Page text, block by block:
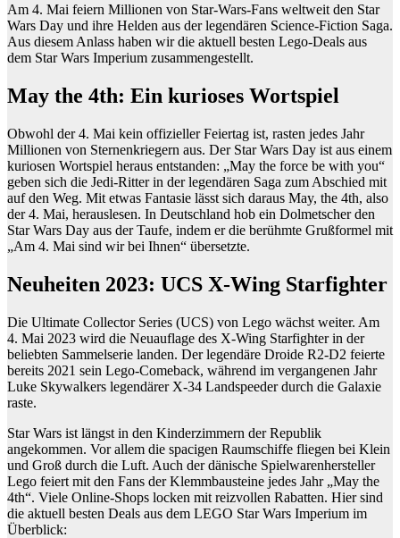
Am 4. Mai feiern Millionen von Star-Wars-Fans weltweit den Star
Wars Day und ihre Helden aus der legendären Science-Fiction Saga.
Aus diesem Anlass haben wir die aktuell besten Lego-Deals aus
dem Star Wars Imperium zusammengestellt.
May the 4th: Ein kurioses Wortspiel
Obwohl der 4. Mai kein offizieller Feiertag ist, rasten jedes Jahr
Millionen von Sternenkriegern aus. Der Star Wars Day ist aus einem
kuriosen Wortspiel heraus entstanden: „May the force be with you“
geben sich die Jedi-Ritter in der legendären Saga zum Abschied mit
auf den Weg. Mit etwas Fantasie lässt sich daraus May, the 4th, also
der 4. Mai, herauslesen. In Deutschland hob ein Dolmetscher den
Star Wars Day aus der Taufe, indem er die berühmte Grußformel mit
„Am 4. Mai sind wir bei Ihnen“ übersetzte.
Neuheiten 2023: UCS X-Wing Starfighter
Die Ultimate Collector Series (UCS) von Lego wächst weiter. Am
4. Mai 2023 wird die Neuauflage des X-Wing Starfighter in der
beliebten Sammelserie landen. Der legendäre Droide R2-D2 feierte
bereits 2021 sein Lego-Comeback, während im vergangenen Jahr
Luke Skywalkers legendärer X-34 Landspeeder durch die Galaxie
raste.
Star Wars ist längst in den Kinderzimmern der Republik
angekommen. Vor allem die spacigen Raumschiffe fliegen bei Klein
und Groß durch die Luft. Auch der dänische Spielwarenhersteller
Lego feiert mit den Fans der Klemmbausteine jedes Jahr „May the
4th“. Viele Online-Shops locken mit reizvollen Rabatten. Hier sind
die aktuell besten Deals aus dem LEGO Star Wars Imperium im
Überblick: